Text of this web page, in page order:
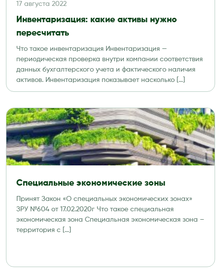
17 августа 2022
Инвентаризация: какие активы нужно
пересчитать
Что такое инвентаризация Инвентаризация —
периодическая проверка внутри компании соответствия
данных бухгалтерского учета и фактического наличия
активов. Инвентаризация показывает насколько […]
Специальные экономические зоны
Принят Закон «О специальных экономических зонах»
ЗРУ №604 от 17.02.2020г Что такое специальная
экономическая зона Специальная экономическая зона –
территория с […]